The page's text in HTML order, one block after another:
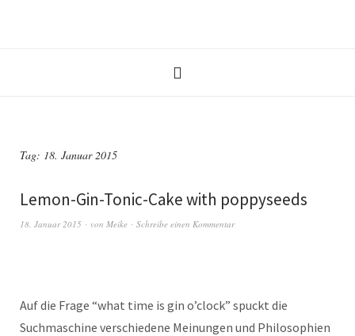
Tag: 18. Januar 2015
Lemon-Gin-Tonic-Cake with poppyseeds
18. Januar 2015 von Meike Schreibe einen Kommentar
Auf die Frage “what time is gin o’clock” spuckt die
Suchmaschine verschiedene Meinungen und Philosophien